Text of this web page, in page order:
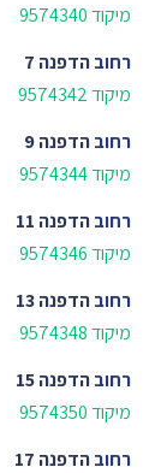
מיקוד 9574340
רחובהדפנה 7
מיקוד 9574342
רחובהדפנה 9
מיקוד 9574344
רחובהדפנה 11
מיקוד 9574346
רחובהדפנה 13
מיקוד 9574348
רחובהדפנה 15
מיקוד 9574350
רחובהדפנה 17